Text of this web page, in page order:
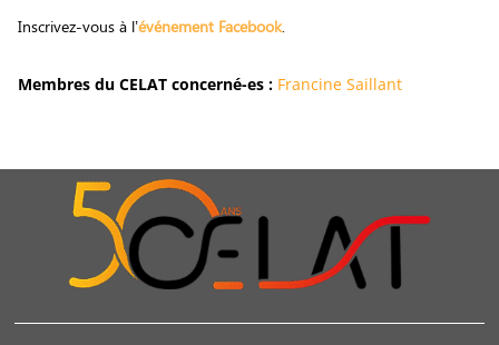
Inscrivez-vous à l’événement Facebook.
Membres du CELAT concerné-es : Francine Saillant